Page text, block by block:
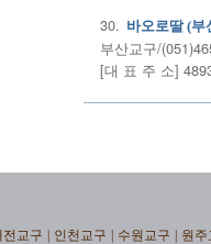
30. 바오로딸 (부
부산교구/
[대 표 주 소]
전교구 인천교구 수원교구 원주